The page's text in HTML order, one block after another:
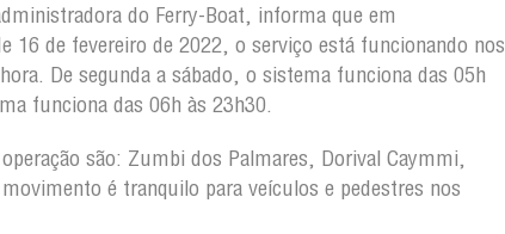
do Ferry-Boat, informa que em
16 de fevereiro de 2022, o serviço está funcionando nos
De segunda a sábado, o sistema funciona das 05h
funciona das 06h às 23h30.
são: Zumbi dos Palmares, Dorival Caymmi,
é tranquilo para veículos e pedestres nos